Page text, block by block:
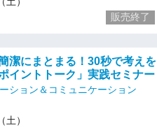
販売終了
潔にまとまる！30秒で考えを
イントトーク」実践セミナー
ション＆コミュニケーション
）